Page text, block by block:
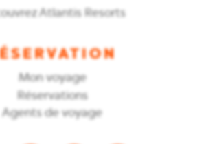
Atlantis Resorts
Mon voyage
Réservations
Agents de voyage